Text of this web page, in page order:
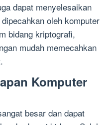
dapat menyelesaikan
oleh komputer
bidang kriptografi,
mudah memecahkan
Komputer
besar dan dapat